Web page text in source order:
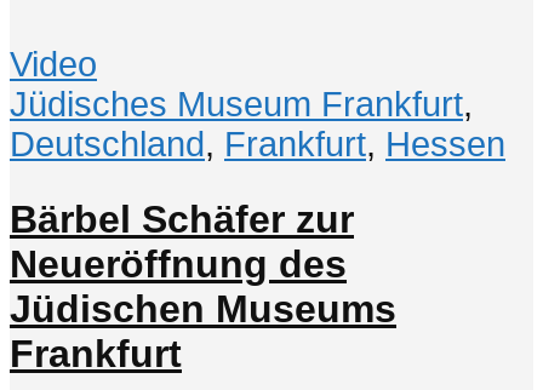
Video
Jüdisches Museum Frankfurt,
Deutschland, Frankfurt, Hessen
Bärbel Schäfer zur
Neueröffnung des
Jüdischen Museums
Frankfurt